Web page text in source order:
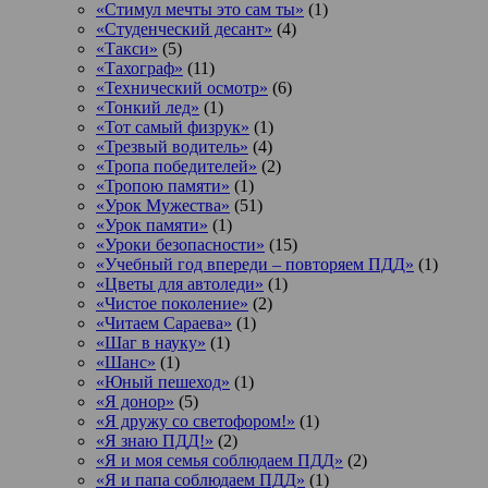
«Стимул мечты это сам ты» (1)
«Студенческий десант» (4)
«Такси» (5)
«Тахограф» (11)
«Технический осмотр» (6)
«Тонкий лед» (1)
«Тот самый физрук» (1)
«Трезвый водитель» (4)
«Тропа победителей» (2)
«Тропою памяти» (1)
«Урок Мужества» (51)
«Урок памяти» (1)
«Уроки безопасности» (15)
«Учебный год впереди – повторяем ПДД» (1)
«Цветы для автоледи» (1)
«Чистое поколение» (2)
«Читаем Сараева» (1)
«Шаг в науку» (1)
«Шанс» (1)
«Юный пешеход» (1)
«Я донор» (5)
«Я дружу со светофором!» (1)
«Я знаю ПДД!» (2)
«Я и моя семья соблюдаем ПДД» (2)
«Я и папа соблюдаем ПДД» (1)